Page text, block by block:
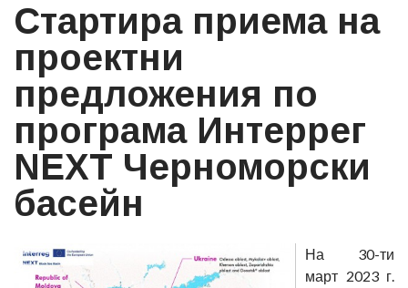
Стартира приема на
проектни
предложения по
програма Интеррег
NEXT Черноморски
басейн
На 30-ти
март 2023 г.